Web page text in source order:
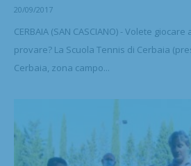
20/09/2017
CERBAIA (SAN CASCIANO) - Volete
provare? La Scuola Tennis di Cerbaia
Cerbaia, zona campo...